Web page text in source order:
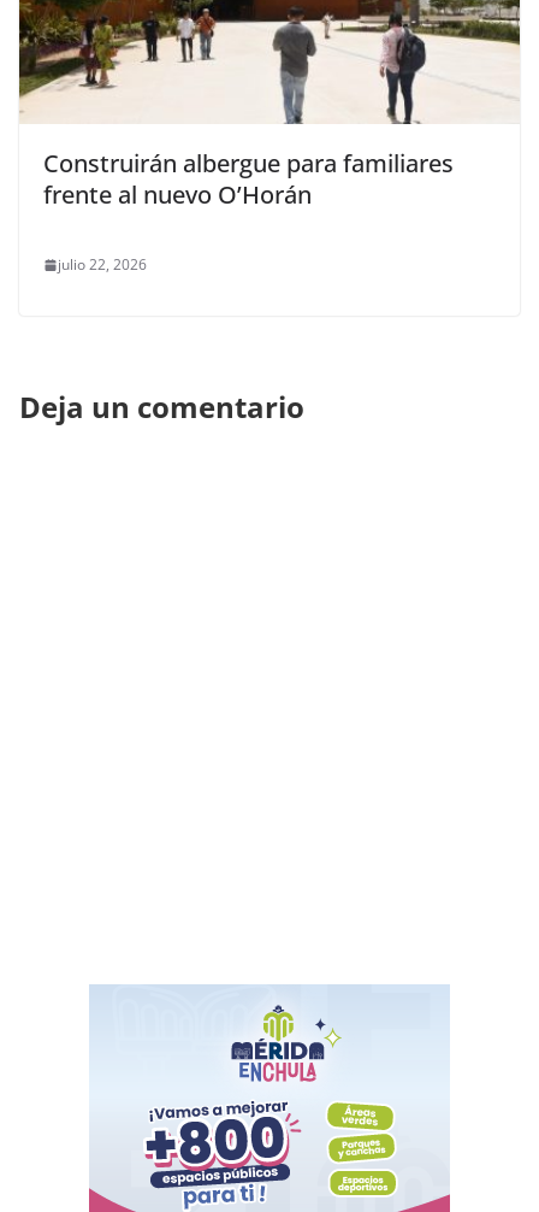
Construirán albergue para familiares
frente al nuevo O’Horán
julio 22, 2026
Deja un comentario